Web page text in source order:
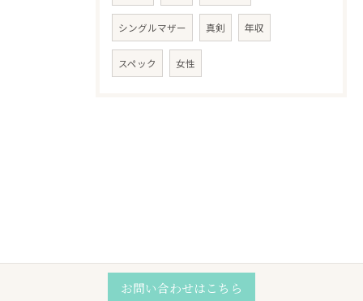
シングルマザー 真剣 年収
スペック 女性
お問い合わせはこちら